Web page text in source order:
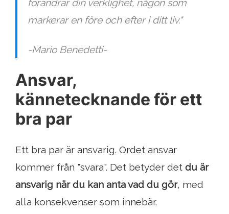
förändrar din verklighet, någon som
markerar en före och efter i ditt liv."
-Mario Benedetti-
Ansvar,
kännetecknande för ett
bra par
Ett bra par är ansvarig. Ordet ansvar
kommer från "svara". Det betyder det du är
ansvarig när du kan anta vad du gör, med
alla konsekvenser som innebär.